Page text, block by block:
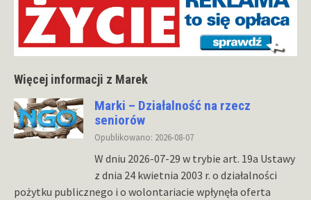
Więcej informacji z Marek
Marki – Działalność na rzecz
seniorów
Opublikowano: 2026-08-07
W dniu 2026-07-29 w trybie art. 19a Ustawy
z dnia 24 kwietnia 2003 r. o działalności
pożytku publicznego i o wolontariacie wpłynęła oferta